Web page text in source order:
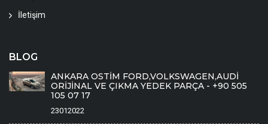
İletişim
BLOG
ANKARA OSTİM FORD,VOLKSWAGEN,AUDİ
ORİJİNAL VE ÇIKMA YEDEK PARÇA - +90 505
105 07 17
23012022